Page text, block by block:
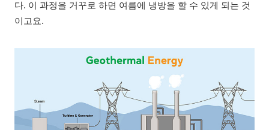
다. 이 과정을 거꾸로 하면 여름에 냉방을 할 수 있게 되는 것
이고요.